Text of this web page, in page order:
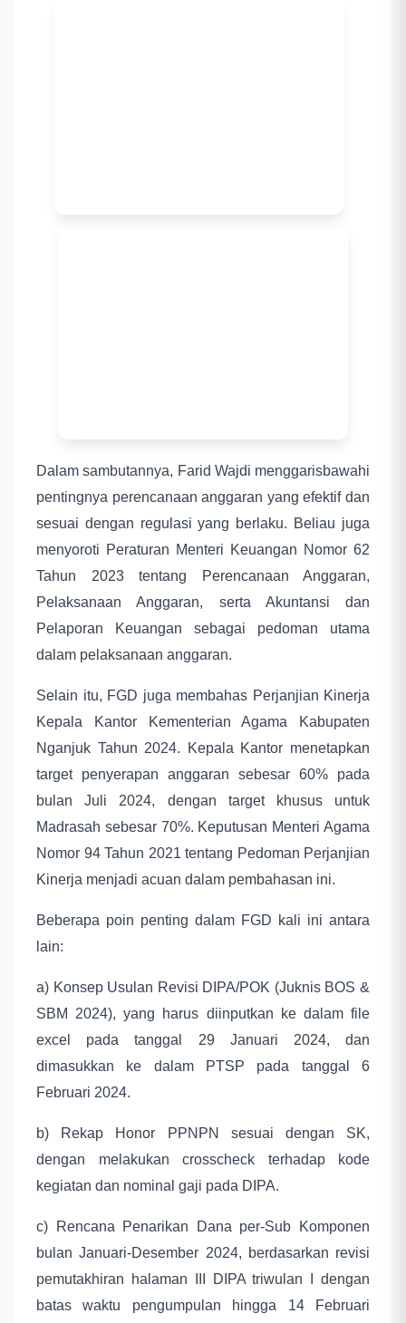
Dalam sambutannya, Farid Wajdi menggarisbawahi
pentingnya perencanaan anggaran yang efektif dan
sesuai dengan regulasi yang berlaku. Beliau juga
menyoroti Peraturan Menteri Keuangan Nomor 62
Tahun 2023 tentang Perencanaan Anggaran,
Pelaksanaan Anggaran, serta Akuntansi dan
Pelaporan Keuangan sebagai pedoman utama
dalam pelaksanaan anggaran.
Selain itu, FGD juga membahas Perjanjian Kinerja
Kepala Kantor Kementerian Agama Kabupaten
Nganjuk Tahun 2024. Kepala Kantor menetapkan
target penyerapan anggaran sebesar 60% pada
bulan Juli 2024, dengan target khusus untuk
Madrasah sebesar 70%. Keputusan Menteri Agama
Nomor 94 Tahun 2021 tentang Pedoman Perjanjian
Kinerja menjadi acuan dalam pembahasan ini.
Beberapa poin penting dalam FGD kali ini antara
lain:
a) Konsep Usulan Revisi DIPA/POK (Juknis BOS &
SBM 2024), yang harus diinputkan ke dalam file
excel pada tanggal 29 Januari 2024, dan
dimasukkan ke dalam PTSP pada tanggal 6
Februari 2024.
b) Rekap Honor PPNPN sesuai dengan SK,
dengan melakukan crosscheck terhadap kode
kegiatan dan nominal gaji pada DIPA.
c) Rencana Penarikan Dana per-Sub Komponen
bulan Januari-Desember 2024, berdasarkan revisi
pemutakhiran halaman III DIPA triwulan I dengan
batas waktu pengumpulan hingga 14 Februari